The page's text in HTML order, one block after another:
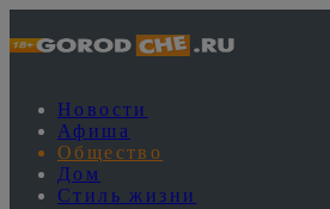
Новости
Афиша
Общество
Дом
Стиль жизни